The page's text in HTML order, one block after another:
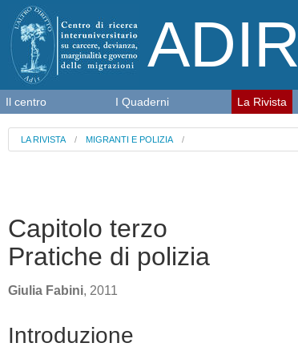
ADIR
LA RIVISTA / MIGRANTI E POLIZIA/
Capitolo terzo
Pratiche di polizia
Giulia Fabini, 2011
Introduzione
Il centro I Quaderni La Rivista